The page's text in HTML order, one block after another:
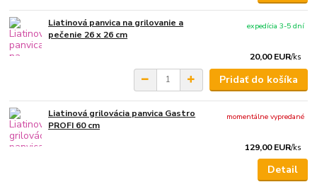
Liatinová panvica na grilovanie a
pečenie 26 x 26 cm
20,00 EUR/ks
expedícia 3-5 dní
Pridať do košíka
Liatinová grilovácia panvica Gastro
PROFI 60 cm
129,00 EUR/ks
momentálne vypredané
Detail